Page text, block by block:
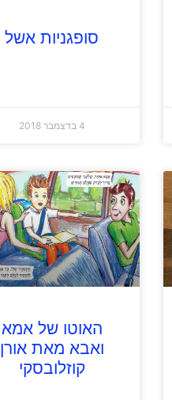
סופגניות אשל
4 בדצמבר 2018
האוטו של אמא
ואבא מאת אורן
קוזלובסקי